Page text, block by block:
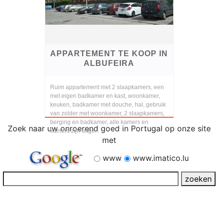
APPARTEMENT TE KOOP IN
ALBUFEIRA
Ruim appartement met 2 slaapkamers, een
met eigen badkamer en kast, woonkamer,
keuken, badkamer met douche, hal, gebruik
van zolder met woonkamer, 2 slaapkamers,
berging en badkamer, alle kamers en
kamers zijn uitge...
Zoek naar uw onroerend goed in Portugal op onze site
met
www
www.imatico.lu